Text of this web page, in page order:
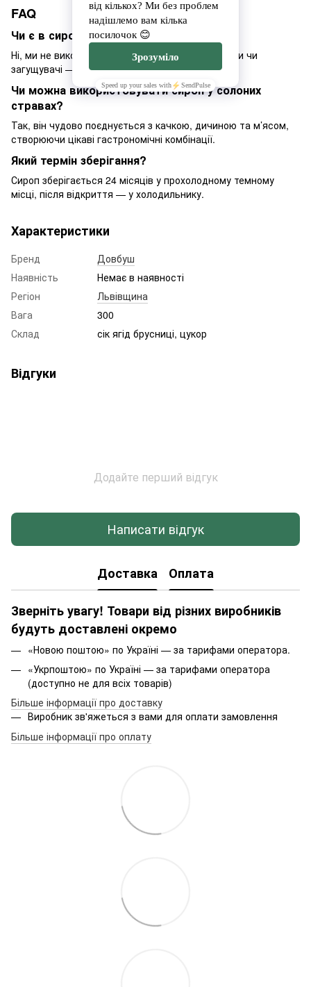
FAQ
Чи є в сиропі консерванти?
Ні, ми не використовуємо консерванти, барвники чи
загущувачі — тільки натуральні інгредієнти.
Чи можна використовувати сироп у солоних
стравах?
Так, він чудово поєднується з качкою, дичиною та м’ясом,
створюючи цікаві гастрономічні комбінації.
Який термін зберігання?
Сироп зберігається 24 місяців у прохолодному темному
місці, після відкриття — у холодильнику.
Характеристики
Бренд
Довбуш
Наявність
Немає в наявності
Регіон
Львівщина
Вага
300
Склад
сік ягід брусниці, цукор
Відгуки
Додайте перший відгук
Написати відгук
Доставка Оплата
Зверніть увагу! Товари від різних виробників
будуть доставлені окремо
«Новою поштою» по Україні — за тарифами оператора.
«Укрпоштою» по Україні — за тарифами оператора
(доступно не для всіх товарів)
Більше інформації про доставку
Виробник зв'яжеться з вами для оплати замовлення
Більше інформації про оплату